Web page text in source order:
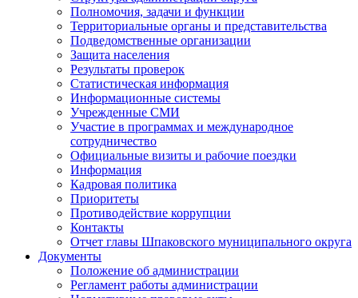
Полномочия, задачи и функции
Территориальные органы и представительства
Подведомственные организации
Защита населения
Результаты проверок
Статистическая информация
Информационные системы
Учрежденные СМИ
Участие в программах и международное
сотрудничество
Официальные визиты и рабочие поездки
Информация
Кадровая политика
Приоритеты
Противодействие коррупции
Контакты
Отчет главы Шпаковского муниципального округа
Документы
Положение об администрации
Регламент работы администрации